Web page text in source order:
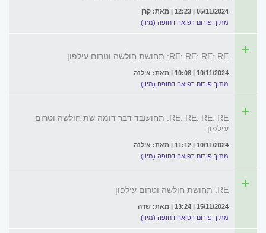
05/11/2024 | 12:23 | מאת: קרן
מתוך פורום רפואה דחופה (מיון)
RE: RE: RE: RE: תחושת חולשה וטרום עילפון
10/11/2024 | 10:08 | מאת: אילנה
מתוך פורום רפואה דחופה (מיון)
RE: RE: RE: RE: תחועובד דבר דומה שת חולשה וטרום
עילפון
10/11/2024 | 11:12 | מאת: אילנה
מתוך פורום רפואה דחופה (מיון)
RE: תחושת חולשה וטרום עילפון
15/11/2024 | 13:24 | מאת: שרה
מתוך פורום רפואה דחופה (מיון)